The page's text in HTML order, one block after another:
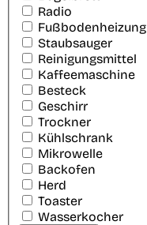
Radio
Fußbodenheizung
Staubsauger
Reinigungsmittel
Kaffeemaschine
Besteck
Geschirr
Trockner
Kühlschrank
Mikrowelle
Backofen
Herd
Toaster
Wasserkocher